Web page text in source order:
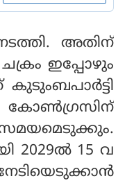
അതിന്
ഇപ്പോഴും
2029ല്‍ 15 വ